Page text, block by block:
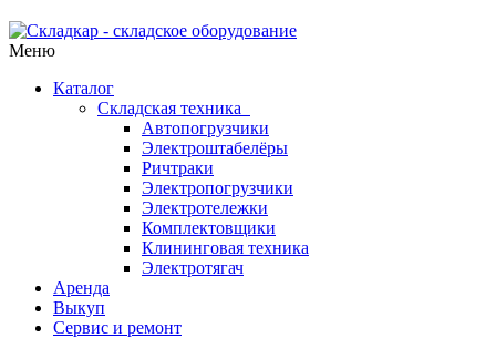
Меню
Каталог
Складская техника
Автопогрузчики
Электроштабелёры
Ричтраки
Электропогрузчики
Электротележки
Комплектовщики
Клининговая техника
Электротягач
Аренда
Выкуп
Сервис и ремонт